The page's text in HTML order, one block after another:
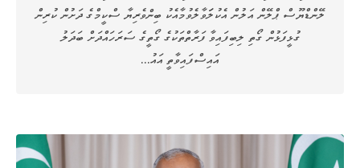
ލޭންޑްޔޫސް ޕްލޭން އަލުން އެކުލަަވާލެވުމާއެކު ބިންވެރިޔާ ސްކީމްގެ ދަށުން ކުރިން
ގުޅީފަޅުން ގޯތި ލިބިފައިވާ ފަރާތްތަކުގެ ގޯތީގެ ސަރަހައްދަށް ބަދަލު
އައިސްފައިވާތީ އައު…